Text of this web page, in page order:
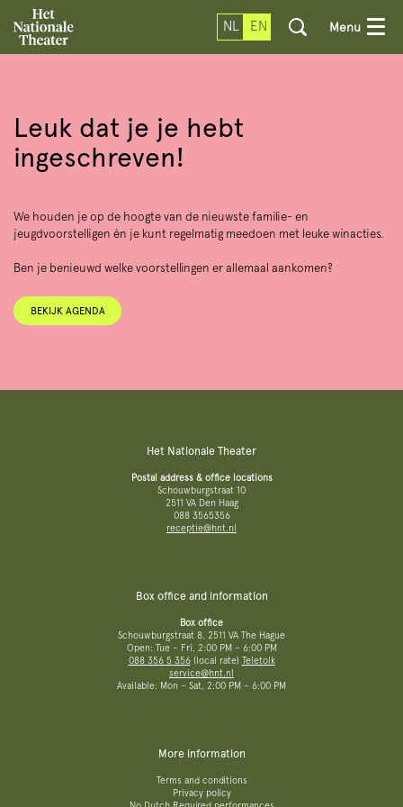
NL EN Menu
Leuk dat je je hebt
ingeschreven!
We houden je op de hoogte van de nieuwste familie- en
jeugdvoorstelligen én je kunt regelmatig meedoen met leuke winacties.
Ben je benieuwd welke voorstellingen er allemaal aankomen?
BEKIJK AGENDA
Het Nationale Theater
Postal address & office locations
Schouwburgstraat 10
2511 VA Den Haag
088 3565356
receptie@hnt.nl
Box office and information
Box office
Schouwburgstraat 8, 2511 VA The Hague
Open: Tue – Fri, 2:00 PM – 6:00 PM
088 356 5 356(local rate) Teletolk
service@hnt.nl
Available: Mon – Sat, 2:00 PM – 6:00 PM
More information
Terms and conditions
Privacy policy